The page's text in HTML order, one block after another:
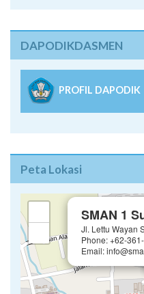
DAPODIKDASMEN
PROFIL DAPODIK
Peta Lokasi
SMAN 1
Jl. Lettu Wayan
Phone: +62-
Email: